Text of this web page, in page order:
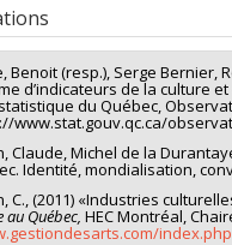
Master's
:M. Sc.
le document dans Papyrus
Benoit (resp.), Serge Bernier,
d’indicateurs de la culture
du Québec,
www.stat.gouv.qc.ca/
Claude, Michel de la
Identité, mondialisation,
C., (2011) «Industries
au Québec, HEC Montréal,
index.php